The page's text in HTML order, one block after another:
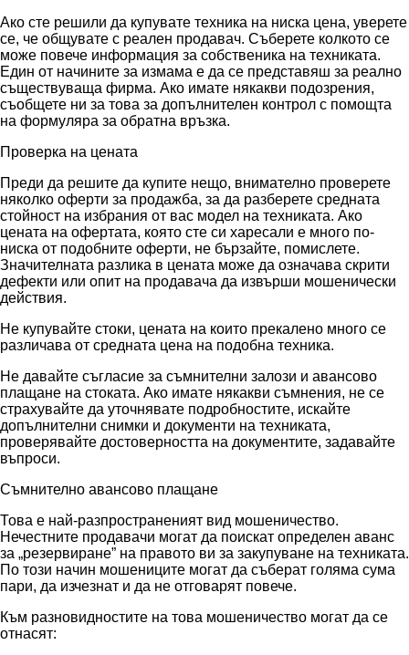
Ако сте решили да купувате техника на ниска цена, уверете
се, че общувате с реален продавач. Съберете колкото се
може повече информация за собственика на техниката.
Един от начините за измама е да се представяш за реално
съществуваща фирма. Ако имате някакви подозрения,
съобщете ни за това за допълнителен контрол с помощта
на формуляра за обратна връзка.
Проверка на цената
Преди да решите да купите нещо, внимателно проверете
няколко оферти за продажба, за да разберете средната
стойност на избрания от вас модел на техниката. Ако
цената на офертата, която сте си харесали е много по-
ниска от подобните оферти, не бързайте, помислете.
Значителната разлика в цената може да означава скрити
дефекти или опит на продавача да извърши мошенически
действия.
Не купувайте стоки, цената на които прекалено много се
различава от средната цена на подобна техника.
Не давайте съгласие за съмнителни залози и авансово
плащане на стоката. Ако имате някакви съмнения, не се
страхувайте да уточнявате подробностите, искайте
допълнителни снимки и документи на техниката,
проверявайте достоверността на документите, задавайте
въпроси.
Съмнително авансово плащане
Това е най-разпространеният вид мошеничество.
Нечестните продавачи могат да поискат определен аванс
за „резервиране” на правото ви за закупуване на техниката.
По този начин мошениците могат да съберат голяма сума
пари, да изчезнат и да не отговарят повече.
Към разновидностите на това мошеничество могат да се
отнасят: